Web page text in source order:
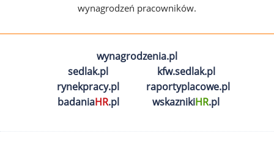
wynagrodzeń pracowników.
wynagrodzenia.pl
sedlak.pl
kfw.sedlak.pl
rynekpracy.pl
raportyplacowe.pl
badaniaHR.pl wskaznikiHR.pl